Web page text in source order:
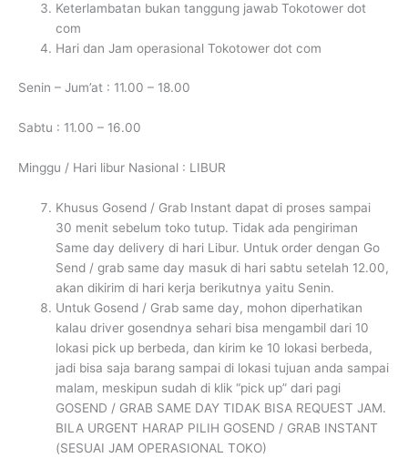
Keterlambatan bukan tanggung jawab Tokotower dot
com
Hari dan Jam operasional Tokotower dot com
Senin – Jum’at : 11.00 – 18.00
Sabtu : 11.00 – 16.00
Minggu / Hari libur Nasional : LIBUR
Khusus Gosend / Grab Instant dapat di proses sampai
30 menit sebelum toko tutup. Tidak ada pengiriman
Same day delivery di hari Libur. Untuk order dengan Go
Send / grab same day masuk di hari sabtu setelah 12.00,
akan dikirim di hari kerja berikutnya yaitu Senin.
Untuk Gosend / Grab same day, mohon diperhatikan
kalau driver gosendnya sehari bisa mengambil dari 10
lokasi pick up berbeda, dan kirim ke 10 lokasi berbeda,
jadi bisa saja barang sampai di lokasi tujuan anda sampai
malam, meskipun sudah di klik “pick up” dari pagi
GOSEND / GRAB SAME DAY TIDAK BISA REQUEST JAM.
BILA URGENT HARAP PILIH GOSEND / GRAB INSTANT
(SESUAI JAM OPERASIONAL TOKO)